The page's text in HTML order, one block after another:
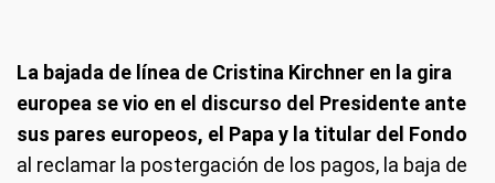
La bajada de línea de Cristina Kirchner en la gira
europea se vio en el discurso del Presidente ante
sus pares europeos, el Papa y la titular del Fondo
al reclamar la postergación de los pagos, la baja de